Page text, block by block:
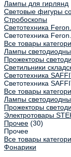
Лампы для гирлянд
Световые фигуры
Стробоскопы
Светотехника
Светотехника
Все товары
Лампы
Прожекторы
Светильники
Светотехника
Светотехника
Все товары
Лампы
Прожекторы
Электротовары
Прочее (30)
Прочее
Все товары
Фонарики